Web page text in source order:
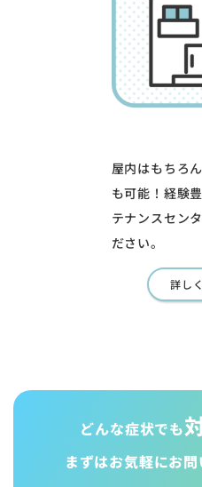
屋内はもちろ
も可能！経験
テナンスセン
ださい。
詳し
どんな症状でも
まずはお気軽にお問